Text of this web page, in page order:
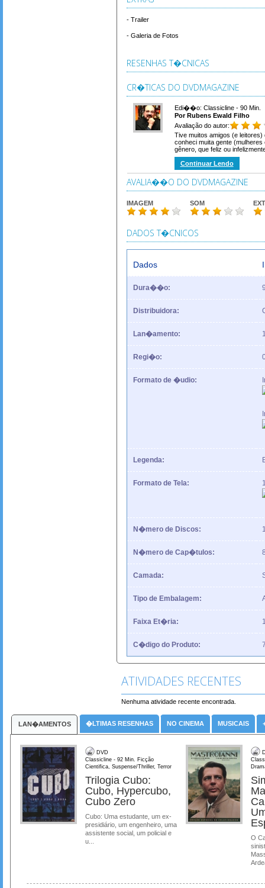
- Trailer
- Galeria de Fotos
RESENHAS T�CNICAS
CR�TICAS DO DVDMAGAZINE
Edi��o: Classicline - 90 Min.
Por Rubens Ewald Filho
Avaliação do autor:
Tive muitos amigos (e
conheci muita gente
gênero, que feliz ou
Continuar Lendo
AVALIA��O DO DVDMAGAZINE
IMAGEM SOM
DADOS T�CNICOS
Dados
Dura��o:
Distribuidora:
Lan�amento:
Regi�o:
Formato de �udio:
Legenda:
Formato de Tela:
N�mero de Discos:
N�mero de Cap�tulos:
Camada:
Tipo de Embalagem:
Faixa Et�ria:
C�digo do Produto:
ATIVIDADES RECENTES
Nenhuma atividade recente encontrada.
LAN�AMENTOS �LTIMAS RESENHAS NO CINEMA MUSICAIS
DVD
Classicline - 92 Min. Ficção
Cientifica, Suspense/Thriller, Terror
Trilogia Cubo:
Cubo, Hypercubo,
Cubo Zero
Cubo: Uma estudante, um ex-
presidiário, um engenheiro, uma
assistente social, um policial e
u...
O